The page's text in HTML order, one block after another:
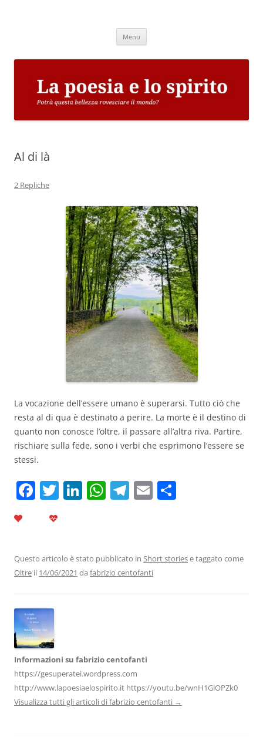
Menu
Al di là
2 Repliche
La vocazione dell’essere umano è superarsi. Tutto ciò che
resta al di qua è destinato a perire. La morte è il destino di
quanto non conosce l’oltre, il passare all’altra riva. Partire,
rischiare sulla fede, sono i verbi che esprimono l’essere se
stessi.
F
b
o
o
k
T Li
dI
n
W
A
p
T
a
m
E
vi
Questo articolo è stato pubblicato in Short storiese taggato come
Oltre il 14/06/2021 da fabrizio centofanti
Informazioni su fabrizio centofanti
https://gesuperatei.wordpress.com
http://www.lapoesiaelospirito.it https://youtu.be/wnH1GlOPZk0
Visualizza tutti gli articoli di fabrizio centofanti →